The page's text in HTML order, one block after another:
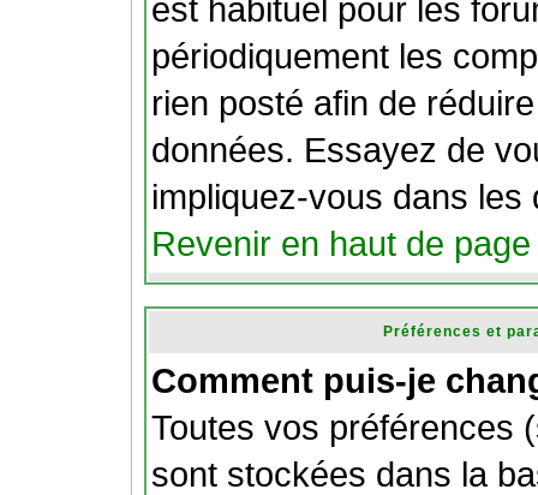
est habituel pour les
périodiquement les
rien posté afin de
données. Essayez de
impliquez-vous dans les
Revenir en haut de page
Préférences et
Comment puis-je
Toutes vos préférences
sont stockées dans la